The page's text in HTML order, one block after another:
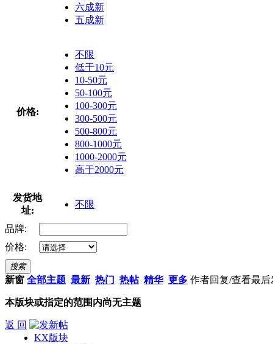
六成新
五成新
价格:
不限
低于10元
10-50元
50-100元
100-300元
300-500元
500-800元
800-1000元
1000-2000元
高于2000元
发货地
址:
不限
品牌:
价格:
搜索
新窗 全部主题 最新 热门 热帖 精华 更多 作者回复/查看最后
本版块或指定的范围内尚无主题
返 回
KX版块